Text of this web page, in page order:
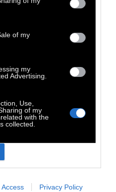
of my
my
Advertising.
Use,
of my
with the
collected.
Access Privacy Policy
Στοκχόλμη
τον ύπνο των